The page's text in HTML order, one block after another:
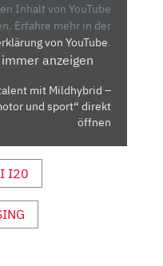
Inhalt von YouTube
Erfahre mehr in der
von YouTube.
anzeigen
mit Mildhybrid –
und sport“ direkt
öffnen
I20